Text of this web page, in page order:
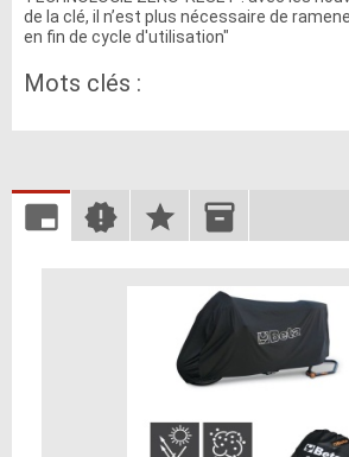
de la clé, il n’est plus nécessaire de
en fin de cycle d'utilisation"
Mots clés :